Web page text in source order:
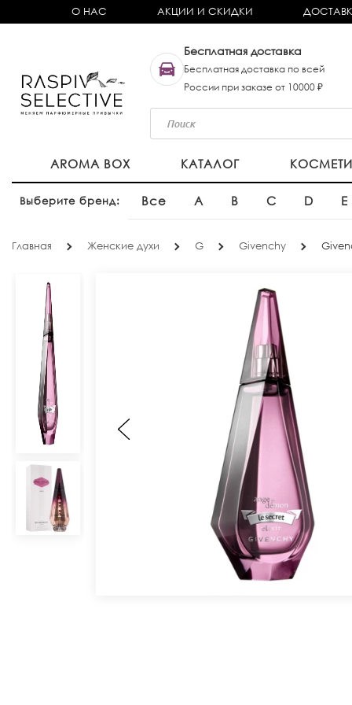
О НАС АКЦИИ И СКИДКИ
Бесплатная доставка
Бесплатная доставка по всей
России при заказе от 10000 ₽
AROMA BOX КАТАЛОГ
Выберите бренд: Все A B C D E
Главная Женские духи G Givenchy